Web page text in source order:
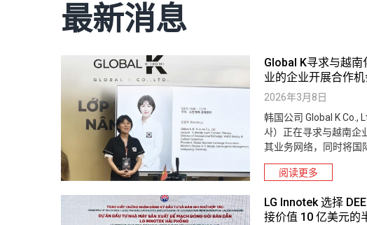
最新消息
Global K寻求与越
业的企业开展合作
2026年3月8日
韩国公司 Global K Co.,
사）正在寻求与越南企
其业务网络，同时将国
产品带给越南消费者。
阅读更多
LG Innotek 选择
接价值 10 亿美元的